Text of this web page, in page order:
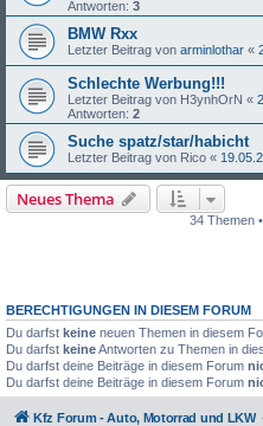
Antworten: 3
BMW Rxx
Letzter Beitrag von arminlothar «
Schlechte Werbung!!!
Letzter Beitrag von H3ynhOrN «
Antworten: 2
Suche spatz/star/habicht
Letzter Beitrag von Rico «
Neues Thema
34 Themen
BERECHTIGUNGEN IN DIESEM FORUM
Du darfst keine neuen Themen in diesem
Du darfst keineAntworten zu Themen in
Du darfst deine Beiträge in diesem Forum
Du darfst deine Beiträge in diesem Forum
Kfz Forum - Auto, Motorrad und LKW